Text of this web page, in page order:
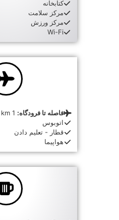
کتابخانه
مرکز سلامت
مرکز ورزش
Wi-Fi
فاصله تا فرودگاه:
اتوبوس
قطار - تعلیم دادن
هواپیما